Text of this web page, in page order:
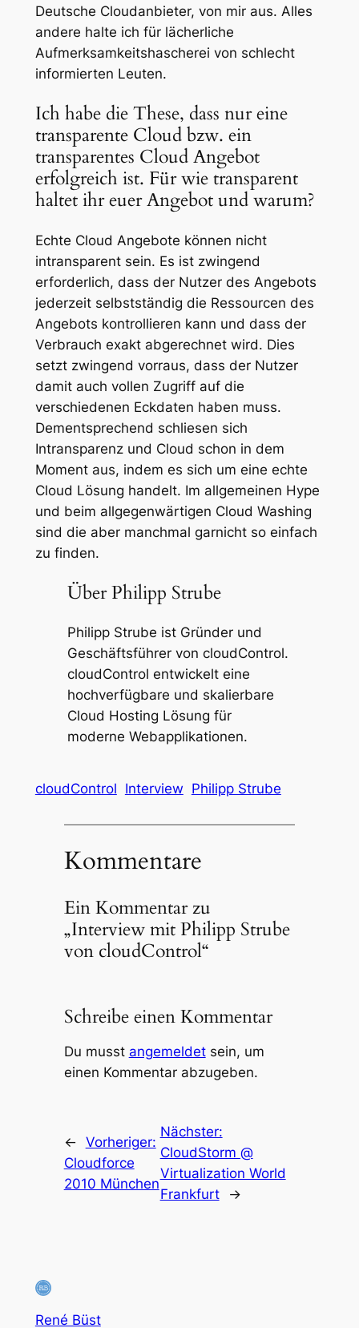
Deutsche Cloudanbieter, von mir aus. Alles
andere halte ich für lächerliche
Aufmerksamkeitshascherei von schlecht
informierten Leuten.
Ich habe die These, dass nur eine
transparente Cloud bzw. ein
transparentes Cloud Angebot
erfolgreich ist. Für wie transparent
haltet ihr euer Angebot und warum?
Echte Cloud Angebote können nicht
intransparent sein. Es ist zwingend
erforderlich, dass der Nutzer des Angebots
jederzeit selbstständig die Ressourcen des
Angebots kontrollieren kann und dass der
Verbrauch exakt abgerechnet wird. Dies
setzt zwingend vorraus, dass der Nutzer
damit auch vollen Zugriff auf die
verschiedenen Eckdaten haben muss.
Dementsprechend schliesen sich
Intransparenz und Cloud schon in dem
Moment aus, indem es sich um eine echte
Cloud Lösung handelt. Im allgemeinen Hype
und beim allgegenwärtigen Cloud Washing
sind die aber manchmal garnicht so einfach
zu finden.
Über Philipp Strube
Philipp Strube ist Gründer und
Geschäftsführer von cloudControl.
cloudControl entwickelt eine
hochverfügbare und skalierbare
Cloud Hosting Lösung für
moderne Webapplikationen.
cloudControl Interview Philipp Strube
Kommentare
Ein Kommentar zu
„Interview mit Philipp Strube
von cloudControl“
Schreibe einen Kommentar
Du musst angemeldetsein, um
einen Kommentar abzugeben.
← Vorheriger:
Cloudforce
2010 München
Nächster:
CloudStorm @
Virtualization World
Frankfurt
→
René Büst